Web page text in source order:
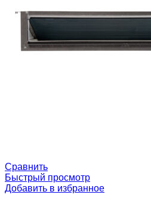
Сравнить
Быстрый просмотр
Добавить в избранное